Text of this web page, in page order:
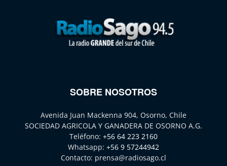
SOBRE NOSOTROS
Avenida Juan Mackenna 904, Osorno, Chile
SOCIEDAD AGRICOLA Y GANADERA DE OSORNO A.G.
Teléfono: +56 64 223 2160
Whatsapp: +56 9 57244942
Contacto: prensa@radiosago.cl